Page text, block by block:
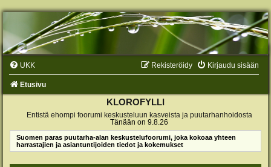
UKK Kirjaudu sisään
Rekisteröidy
Etusivu
KLOROFYLLI
Entistä ehompi foorumi keskusteluun kasveista ja puutarhanhoidosta
Tänään on 9.8.26
Suomen paras puutarha-alan keskustelufoorumi, joka kokoaa yhteen
harrastajien ja asiantuntijoiden tiedot ja kokemukset